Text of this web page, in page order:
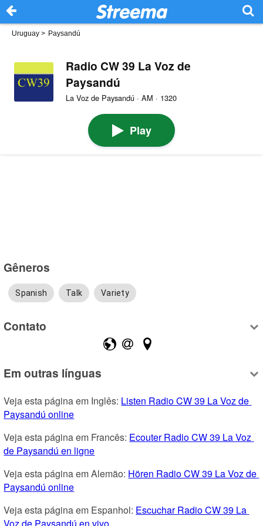
Uruguay > Paysandú
Radio CW 39 La Voz de
Paysandú
La Voz de Paysandú · AM · 1320
Play
Gêneros
Spanish Talk Variety
Contato
Em outras línguas
Veja esta página em Inglês: Listen Radio CW 39 La Voz de
Paysandú online
Veja esta página em Francês: Ecouter Radio CW 39 La Voz
de Paysandú en ligne
Veja esta página em Alemão: Hören Radio CW 39 La Voz de
Paysandú online
Veja esta página em Espanhol: Escuchar Radio CW 39 La
Voz de Paysandú en vivo